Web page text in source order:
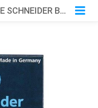
ENCRE CARTOUCHE SCHNEIDER BLEU